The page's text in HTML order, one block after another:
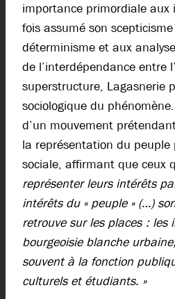
importance primordiale aux
fois assumé son
déterminisme et aux
de l’interdépendance entre
superstructure, Lagasnerie
sociologique du
d’un mouvement
la représentation du peuple
sociale, affirmant que ceux
représenter leurs intérêts
intérêts du « peuple » (…)
retrouve sur les places : les
bourgeoisie blanche
souvent à la fonction
culturels et étudiants. »